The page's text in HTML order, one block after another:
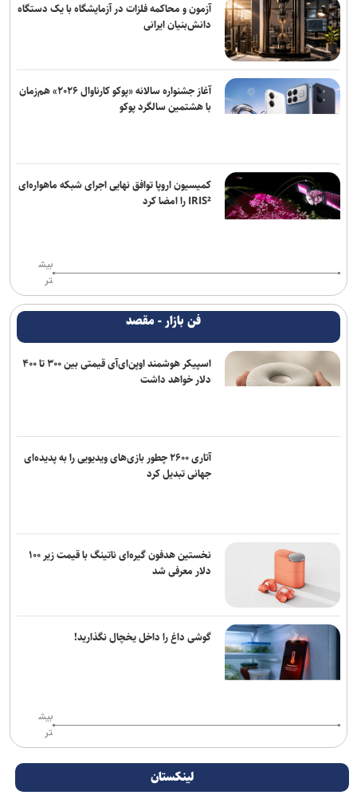
آزمون و محاکمه فلزات در آزمایشگاه با یک دستگاه
دانش‌بنیان ایرانی
آغاز جشنواره سالانه «پوکو کارناوال ۲۰۲۶» هم‌زمان
با هشتمین سالگرد پوکو
کمیسیون اروپا توافق نهایی اجرای شبکه ماهواره‌ای
IRIS² را امضا کرد
بیش
تر
فن بازار - مقصد
اسپیکر هوشمند اوپن‌ای‌آی قیمتی بین ۳۰۰ تا ۴۰۰
دلار خواهد داشت
آتاری ۲۶۰۰ چطور بازی‌های ویدیویی را به پدیده‌ای
جهانی تبدیل کرد
نخستین هدفون گیره‌ای ناتینگ با قیمت زیر ۱۰۰
دلار معرفی شد
گوشی داغ را داخل یخچال نگذارید!
بیش
تر
لینکستان